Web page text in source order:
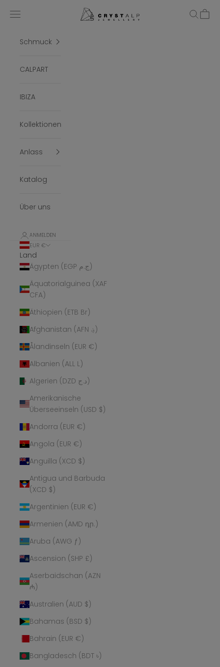
crystalpjewelry
Menü Suchen
Schmuck
CALPART
IBIZA
Kollektionen
Anlass
Katalog
Über uns
ANMELDEN
EUR €
Land
Ägypten (EGP ج.م)
Äquatorialguinea (XAF
CFA)
Äthiopien (ETB Br)
Afghanistan (AFN ؋)
Ålandinseln (EUR €)
Albanien (ALL L)
Algerien (DZD د.ج)
Amerikanische
Überseeinseln (USD $)
Andorra (EUR €)
Angola (EUR €)
Anguilla (XCD $)
Antigua und Barbuda
(XCD $)
Argentinien (EUR €)
Armenien (AMD դր.)
Aruba (AWG ƒ)
Ascension (SHP £)
Aserbaidschan (AZN
₼)
Australien (AUD $)
Bahamas (BSD $)
Bahrain (EUR €)
Bangladesch (BDT ৳)